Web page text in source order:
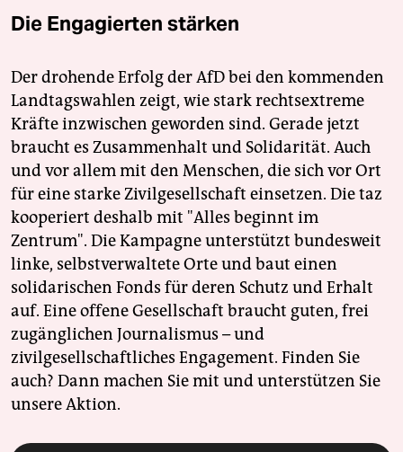
Die Engagierten stärken
Der drohende Erfolg der AfD bei den kommenden
Landtagswahlen zeigt, wie stark rechtsextreme
Kräfte inzwischen geworden sind. Gerade jetzt
braucht es Zusammenhalt und Solidarität. Auch
und vor allem mit den Menschen, die sich vor Ort
für eine starke Zivilgesellschaft einsetzen. Die taz
kooperiert deshalb mit "Alles beginnt im
Zentrum". Die Kampagne unterstützt bundesweit
linke, selbstverwaltete Orte und baut einen
solidarischen Fonds für deren Schutz und Erhalt
auf. Eine offene Gesellschaft braucht guten, frei
zugänglichen Journalismus – und
zivilgesellschaftliches Engagement. Finden Sie
auch? Dann machen Sie mit und unterstützen Sie
unsere Aktion.